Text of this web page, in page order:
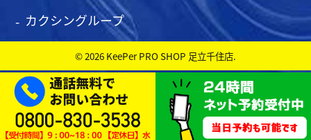
カクシングループ
© 2026 KeePer PRO SHOP 足立千住店.